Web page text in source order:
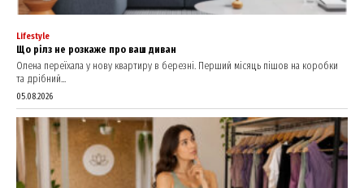
Lifestyle
Що рілз не розкаже про ваш диван
Олена переїхала у нову квартиру в березні. Перший місяць пішов на коробки
та дрібний...
05.08.2026